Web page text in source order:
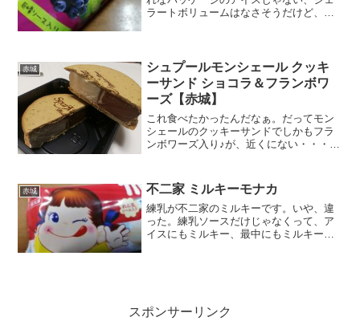
ラートボリュームはなさそうだけど、ブ
パッケージがフルーツの皮...
赤城
シュプールモンシェール クッキ
ーサンド ショコラ＆フランボワ
ーズ【赤城】
これ食べたかったんだなぁ。だってモン
シェールのクッキーサンドでしかもフラ
ンボワーズ入り♪が、近くにない・・・・
ザキによったらあったんです。アイスな
んで大丈夫かなぁ、家か...
赤城 不二家 ミルキーモナカ
練乳が不二家のミルキーです。いや、違
った。練乳ソースだけじゃなくって、ア
イスにもミルキー、最中にもミルキーな
スポンサーリンク